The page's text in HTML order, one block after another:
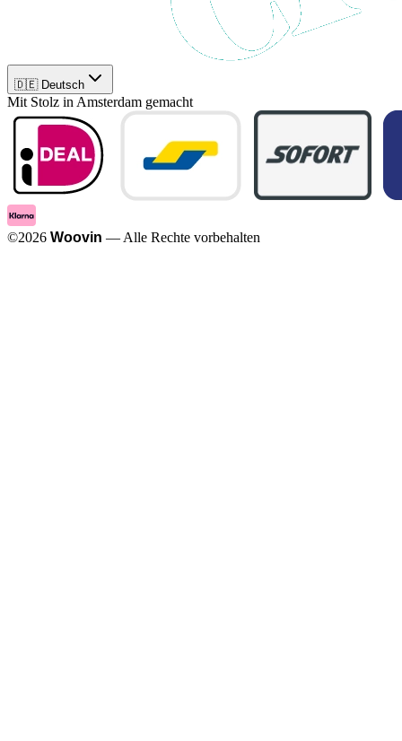
🇩🇪 Deutsch
Mit Stolz in Amsterdam gemacht
©2026 Woovin — Alle Rechte vorbehalten